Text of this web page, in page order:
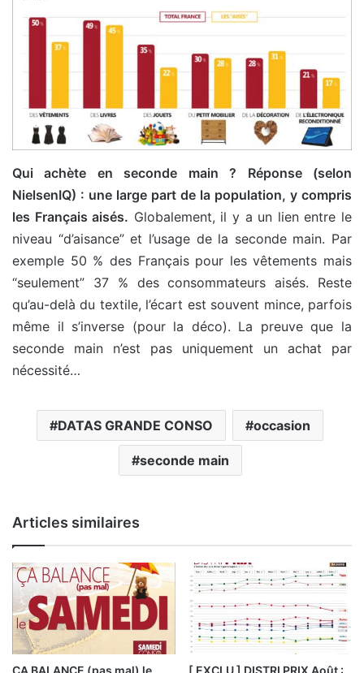
Qui achète en seconde main ? Réponse (selon
NielsenIQ) : une large part de la population, y compris
les Français aisés. Globalement, il y a un lien entre le
niveau “d’aisance” et l’usage de la seconde main. Par
exemple 50 % des Français pour les vêtements mais
“seulement” 37 % des consommateurs aisés. Reste
qu’au-delà du textile, l’écart est souvent mince, parfois
même il s’inverse (pour la déco). La preuve que la
seconde main n’est pas uniquement un achat par
nécessité…
DATAS GRANDE CONSO occasion
seconde main
Articles similaires